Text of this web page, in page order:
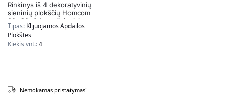
Rinkinys iš 4 dekoratyvinių
sieninių plokščių Homcom
60x60x2,1cm., šviesiai
rudos/juodos spalvos
Tipas: Klijuojamos Apdailos
Plokštės
Kiekis vnt.:4
Nemokamas pristatymas!